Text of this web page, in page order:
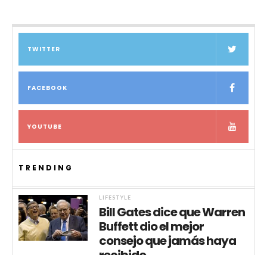
TWITTER
FACEBOOK
YOUTUBE
TRENDING
LIFESTYLE
Bill Gates dice que Warren
Buffett dio el mejor
consejo que jamás haya